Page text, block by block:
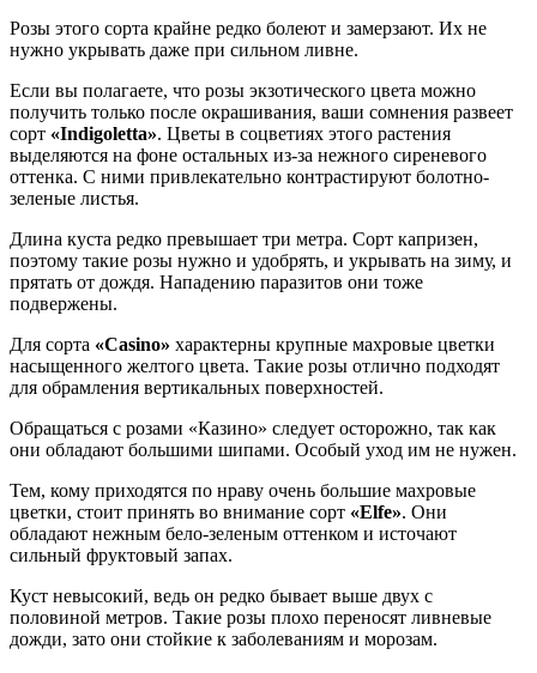
Розы этого сорта крайне редко болеют и замерзают. Их не
нужно укрывать даже при сильном ливне.
Если вы полагаете, что розы экзотического цвета можно
получить только после окрашивания, ваши сомнения развеет
сорт «Indigoletta». Цветы в соцветиях этого растения
выделяются на фоне остальных из-за нежного сиреневого
оттенка. С ними привлекательно контрастируют болотно-
зеленые листья.
Длина куста редко превышает три метра. Сорт капризен,
поэтому такие розы нужно и удобрять, и укрывать на зиму, и
прятать от дождя. Нападению паразитов они тоже
подвержены.
Для сорта «Casino» характерны крупные махровые цветки
насыщенного желтого цвета. Такие розы отлично подходят
для обрамления вертикальных поверхностей.
Обращаться с розами «Казино» следует осторожно, так как
они обладают большими шипами. Особый уход им не нужен.
Тем, кому приходятся по нраву очень большие махровые
цветки, стоит принять во внимание сорт «Elfe». Они
обладают нежным бело-зеленым оттенком и источают
сильный фруктовый запах.
Куст невысокий, ведь он редко бывает выше двух с
половиной метров. Такие розы плохо переносят ливневые
дожди, зато они стойкие к заболеваниям и морозам.